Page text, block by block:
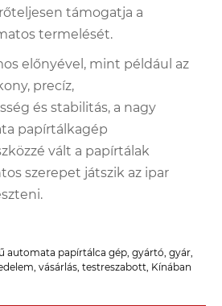
támogatja a
termelését.
előnyével, mint például az
precíz,
és stabilitás, a nagy
papírtálkagép
vált a papírtálak
szerepet játszik az ipar
automata papírtálca gép, gyártó, gyár,
vásárlás, testreszabott, Kínában